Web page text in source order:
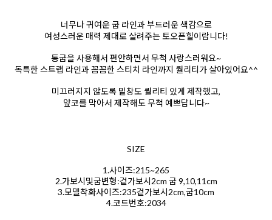
너무나 귀여운 굽 라인과 부드러운 색감으로
여성스러운 매력 제대로 살려주는 토오픈힐이랍니다!
통굽을 사용해서 편안하면서 무척 사랑스러워요~
독특한 스트랩 라인과 꼼꼼한 스티치 라인까지 퀄리티가 살아있어요^^
미끄러지지 않도록 밑창도 퀄리티 있게 제작했고,
앞코를 막아서 제작해도 무척 예쁘답니다~
SIZE
1.사이즈:215~265
2.가보시및굽변형:겉가보시2cm 굽 9,10,11cm
3.모델착화사이즈:235겉가보시2cm,굽10cm
4.코드번호:2034